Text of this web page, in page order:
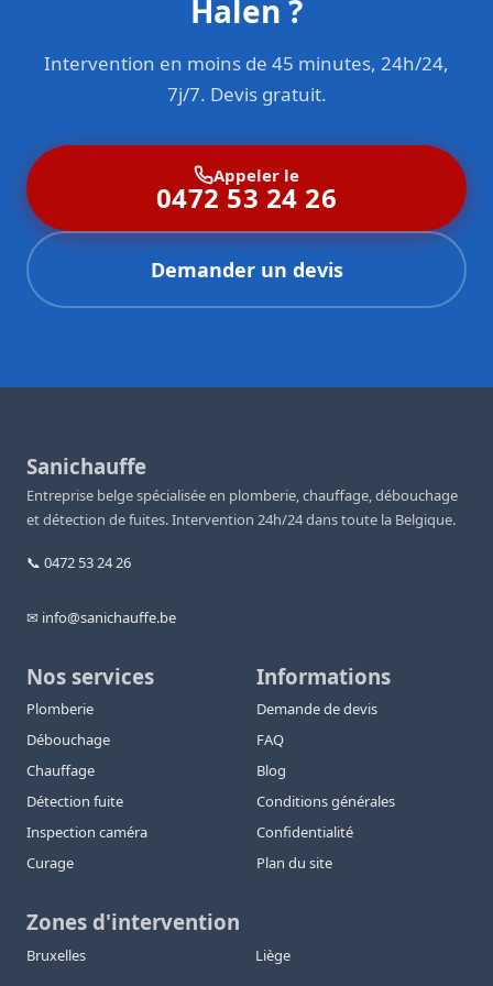
Halen ?
Intervention en moins de 45 minutes, 24h/24,
7j/7. Devis gratuit.
Appeler le
0472 53 24 26
Demander un devis
Sanichauffe
Entreprise belge spécialisée en plomberie, chauffage, débouchage
et détection de fuites. Intervention 24h/24 dans toute la Belgique.
📞 0472 53 24 26
✉ info@sanichauffe.be
Nos services
Plomberie
Débouchage
Chauffage
Détection fuite
Inspection caméra
Curage
Informations
Demande de devis
FAQ
Blog
Conditions générales
Confidentialité
Plan du site
Zones d'intervention
Bruxelles
Liège